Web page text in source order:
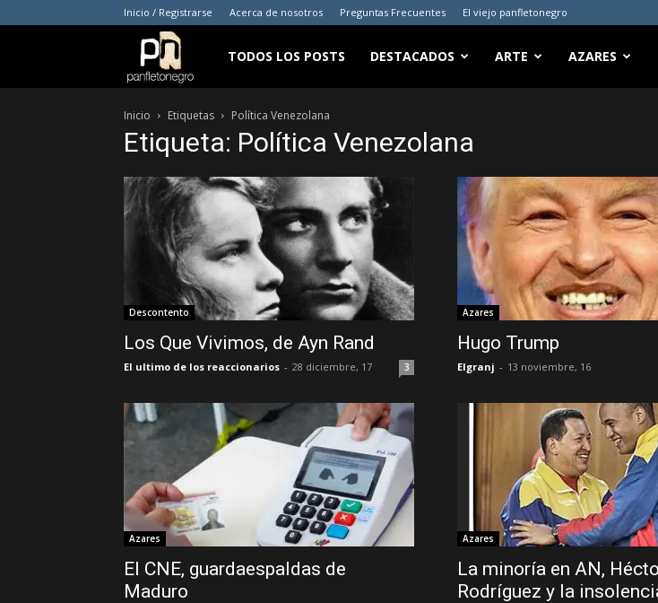
Inicio / Registrarse Acerca de nosotros Preguntas Frecuentes El viejo panfletonegro
panfletonegro
TODOS LOS POSTS DESTACADOS ARTE AZARES
Inicio Etiquetas Política Venezolana
Etiqueta: Política Venezolana
Descontento
Los Que Vivimos, de Ayn Rand
El ultimo de los reaccionarios - 28 diciembre, 17 3
Azares
Hugo Trump
Elgranj - 13 noviembre, 16
Azares
El CNE, guardaespaldas de
Maduro
Azares
La minoría en AN,
Rodríguez y la